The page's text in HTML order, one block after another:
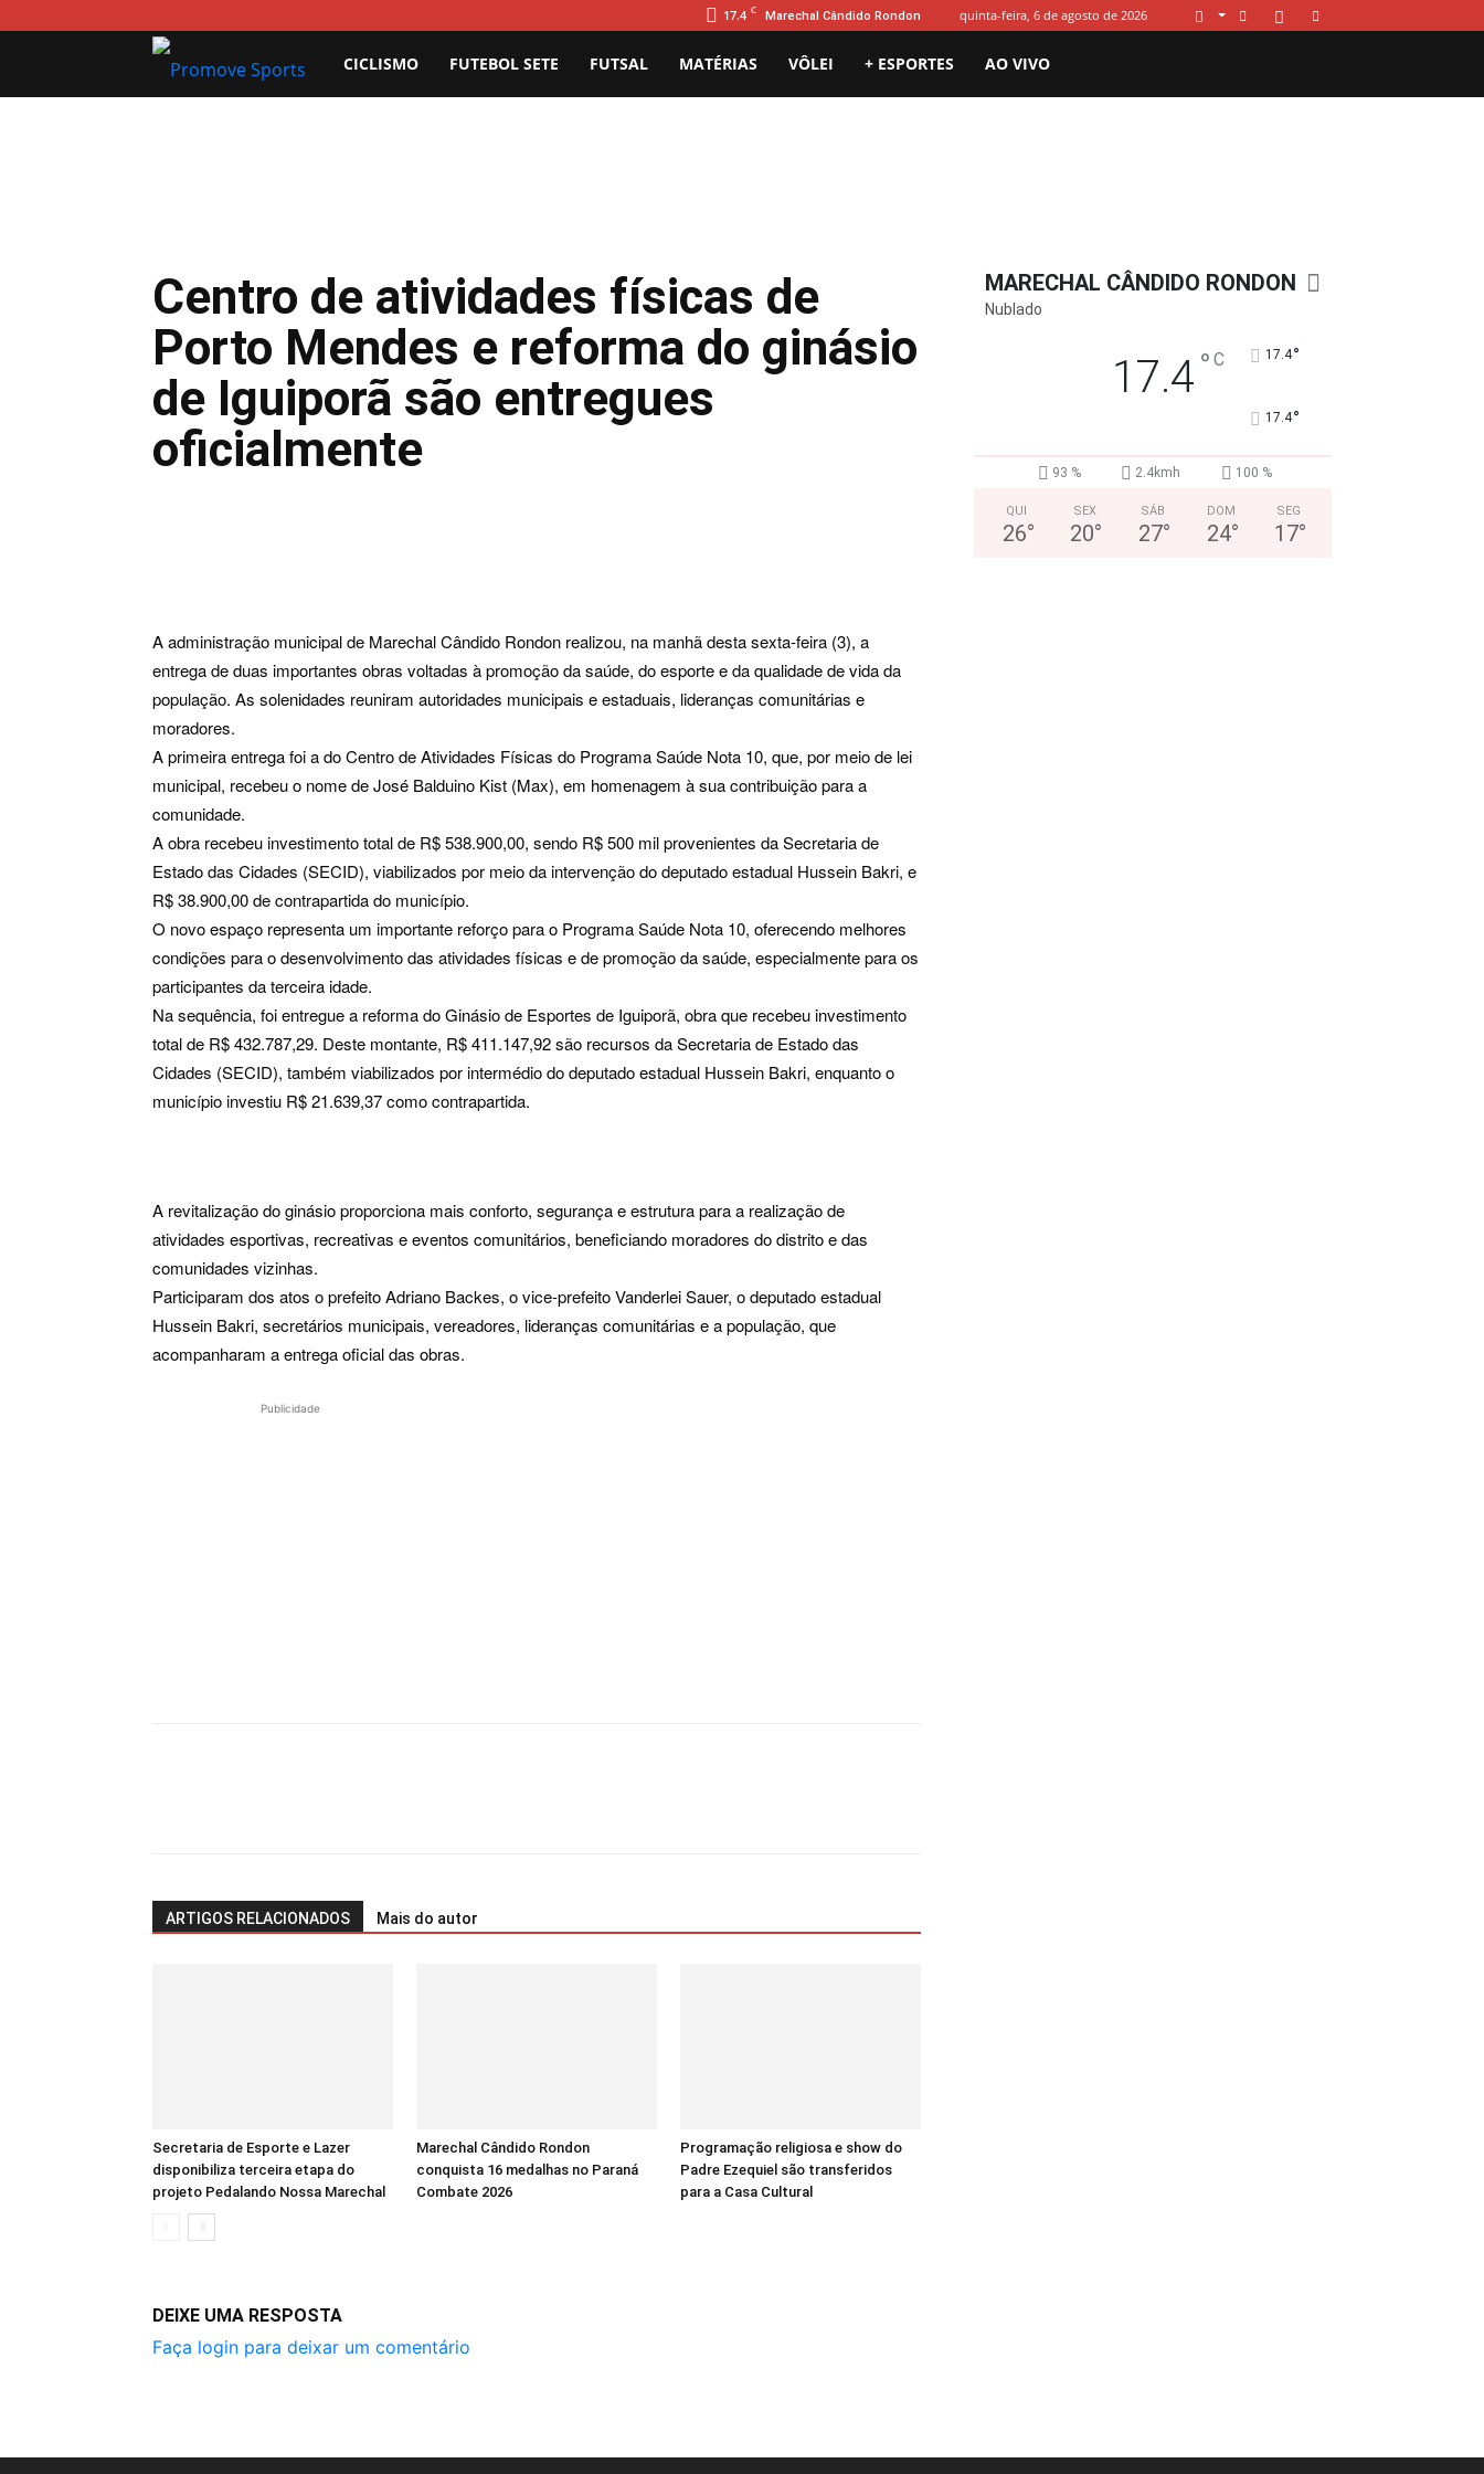
17.4 C Marechal Cândido Rondon quinta-feira, 6 de agosto de 2026
Promove
CICLISMO FUTEBOL SETE FUTSAL MATÉRIAS VÔLEI + ESPORTES AO VIVO
Centro de atividades físicas de
Porto Mendes e reforma do ginásio
de Iguiporã são entregues
oficialmente
A administração municipal de Marechal Cândido Rondon realizou, na manhã desta sexta-feira (3), a
entrega de duas importantes obras voltadas à promoção da saúde, do esporte e da qualidade de vida da
população. As solenidades reuniram autoridades municipais e estaduais, lideranças comunitárias e
moradores.
A primeira entrega foi a do Centro de Atividades Físicas do Programa Saúde Nota 10, que, por meio de lei
municipal, recebeu o nome de José Balduino Kist (Max), em homenagem à sua contribuição para a
comunidade.
A obra recebeu investimento total de R$ 538.900,00, sendo R$ 500 mil provenientes da Secretaria de
Estado das Cidades (SECID), viabilizados por meio da intervenção do deputado estadual Hussein Bakri, e
R$ 38.900,00 de contrapartida do município.
O novo espaço representa um importante reforço para o Programa Saúde Nota 10, oferecendo melhores
condições para o desenvolvimento das atividades físicas e de promoção da saúde, especialmente para os
participantes da terceira idade.
Na sequência, foi entregue a reforma do Ginásio de Esportes de Iguiporã, obra que recebeu investimento
total de R$ 432.787,29. Deste montante, R$ 411.147,92 são recursos da Secretaria de Estado das
Cidades (SECID), também viabilizados por intermédio do deputado estadual Hussein Bakri, enquanto o
município investiu R$ 21.639,37 como contrapartida.
A revitalização do ginásio proporciona mais conforto, segurança e estrutura para a realização de
atividades esportivas, recreativas e eventos comunitários, beneficiando moradores do distrito e das
comunidades vizinhas.
Participaram dos atos o prefeito Adriano Backes, o vice-prefeito Vanderlei Sauer, o deputado estadual
Hussein Bakri, secretários municipais, vereadores, lideranças comunitárias e a população, que
acompanharam a entrega oficial das obras.
Publicidade
ARTIGOS RELACIONADOS Mais do autor
Secretaria de Esporte e Lazer
disponibiliza terceira etapa do
projeto Pedalando Nossa Marechal
Marechal Cândido Rondon
conquista 16 medalhas no Paraná
Combate 2026
Programação religiosa e show do
Padre Ezequiel são transferidos
para a Casa Cultural
DEIXE UMA RESPOSTA
Faça login para deixar um comentário
MARECHAL CÂNDIDO RONDON
Nublado
17.4 ° C 17.4°
17.4°
93 % 2.4kmh 100 %
QUI
26°
SEX
20°
SÁB
27°
DOM
24°
SEG
17°